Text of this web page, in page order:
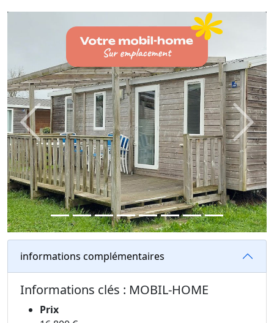
Previous Next
informations complémentaires
Informations clés : MOBIL-HOME
Prix